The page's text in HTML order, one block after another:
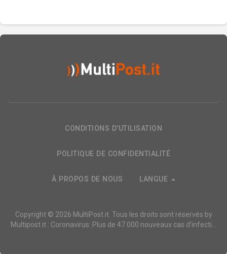
CONDITIONS D'UTILISATION
POLITIQUE DE CONFIDENTIALITÉ
À PROPOS DE NOUS LANGUE
Copyright © 2026 MultiPost.it. Tous les droits sont réservés by
Multipost.it : Coronavirus: Plus de 47.000 nouveaux cas d'infecti...